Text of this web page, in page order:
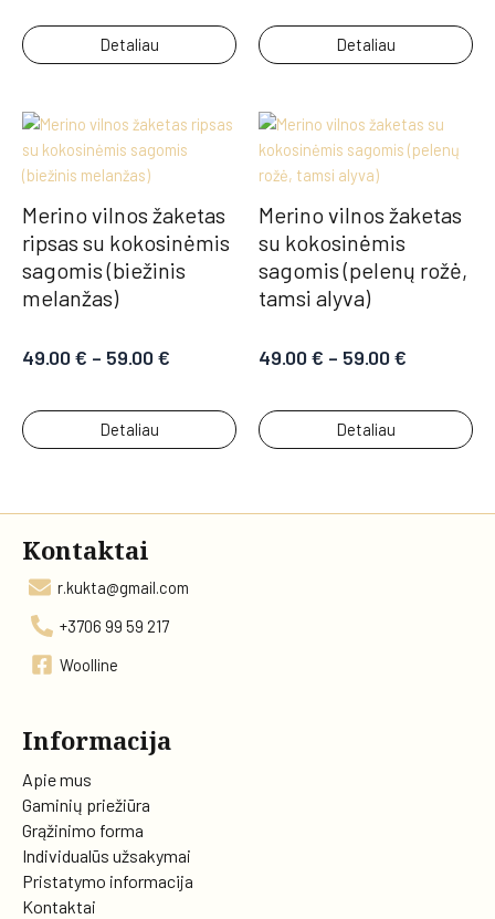
Detaliau Detaliau
Merino vilnos žaketas
ripsas su kokosinėmis
sagomis (biežinis
melanžas)
49.00€ – 59.00€
Detaliau
Merino vilnos žaketas
su kokosinėmis
sagomis (pelenų rožė,
tamsi alyva)
49.00€ – 59.00€
Detaliau
Kontaktai
r.kukta@gmail.com
+3706 99 59 217
Woolline
Informacija
Apie mus
Gaminių priežiūra
Grąžinimo forma
Individualūs užsakymai
Pristatymo informacija
Kontaktai